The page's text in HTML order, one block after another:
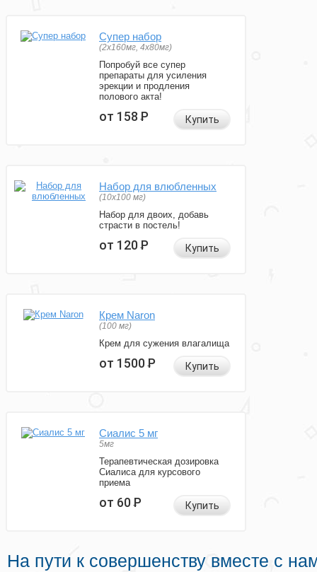
Супер набор
(2х160мг, 4х80мг)
Попробуй все супер
препараты для усиления
эрекции и продления
полового акта!
от 158Р Купить
Набор для влюбленных
(10х100 мг)
Набор для двоих, добавь
страсти в постель!
от 120Р Купить
Крем Naron
(100 мг)
Крем для сужения влагалища
от 1500Р Купить
Сиалис 5 мг
5мг
Терапевтическая дозировка
Сиалиса для курсового
приема
от 60Р Купить
На пути к совершенству вместе с